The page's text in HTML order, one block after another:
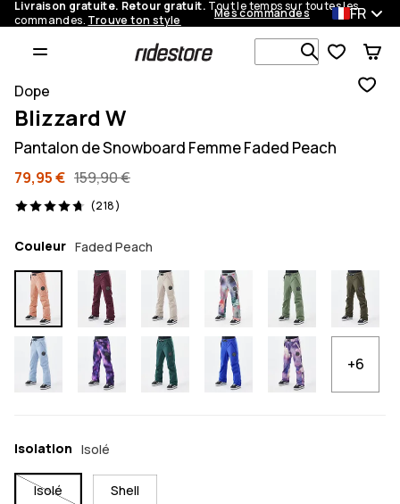
Livraison gratuite. Retour gratuit. Tout le temps sur toutes les
commandes. Trouve ton style Mes commandes FR
Recherche
Dope
Blizzard W
Pantalon de Snowboard Femme Faded Peach
79,95 € 159,90 €
(218)
218 avis, 4.7/5
Couleur Faded Peach
+6
Isolation Isolé
Isolé Shell